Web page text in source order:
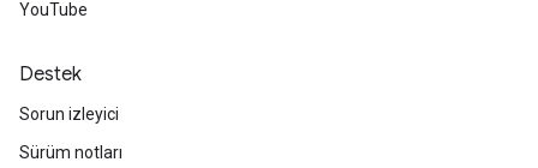
YouTube
Destek
Sorun izleyici
Sürüm notları